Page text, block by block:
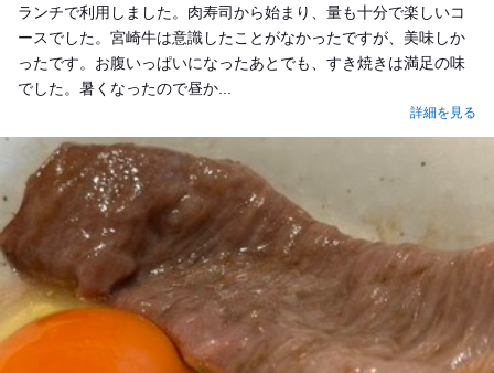
ランチで利用しました。肉寿司から始まり、量も十分で楽しいコ
ースでした。宮崎牛は意識したことがなかったですが、美味しか
ったです。お腹いっぱいになったあとでも、すき焼きは満足の味
でした。暑くなったので昼か...
詳細を見る